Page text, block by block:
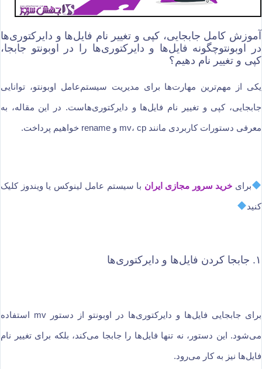
آموزش کامل جابجایی، کپی و تغییر نام فایل‌ها و دایرکتوری‌ها
در اوبونتوچگونه فایل‌ها و دایرکتوری‌ها را در اوبونتو جابجا،
کپی و تغییر نام دهیم؟
یکی از مهم‌ترین مهارت‌ها برای مدیریت سیستم‌عامل اوبونتو، توانایی
جابجایی، کپی و تغییر نام فایل‌ها و دایرکتوری‌هاست. در این مقاله، به
معرفی دستورات کاربردی مانند mv، cp و rename خواهیم پرداخت.
برای خرید سرور مجازی ایران با سیستم عامل لینوکس یا ویندوز کلیک
کنید
۱. جابجا کردن فایل‌ها و دایرکتوری‌ها
برای جابجایی فایل‌ها و دایرکتوری‌ها در اوبونتو از دستور mv استفاده
می‌شود. این دستور، نه تنها فایل‌ها را جابجا می‌کند، بلکه برای تغییر نام
فایل‌ها نیز به کار می‌رود.